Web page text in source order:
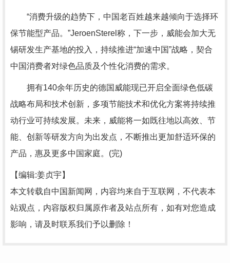
“消费升级的趋势下，中国老百姓越来越倾向于选择环
保节能型产品。”JeroenSterel称，下一步，威能会加大无
锡研发生产基地的投入，持续推进“加速中国”战略，契合
中国消费者对绿色品质及个性化消费的需求。
拥有140余年历史的德国威能现已开启全面绿色低碳
战略布局和技术创新，多项节能技术和优化方案将持续推
动行业可持续发展。未来，威能将一如既往地以高效、节
能、创新等研发方向为出发点，不断推出更加舒适环保的
产品，惠及更多中国家庭。(完)
【编辑:姜贞宇】
本文转载自中国新闻网，内容均来自于互联网，不代表本
站观点，内容版权归属原作者及站点所有，如有对您造成
影响，请及时联系我们予以删除！